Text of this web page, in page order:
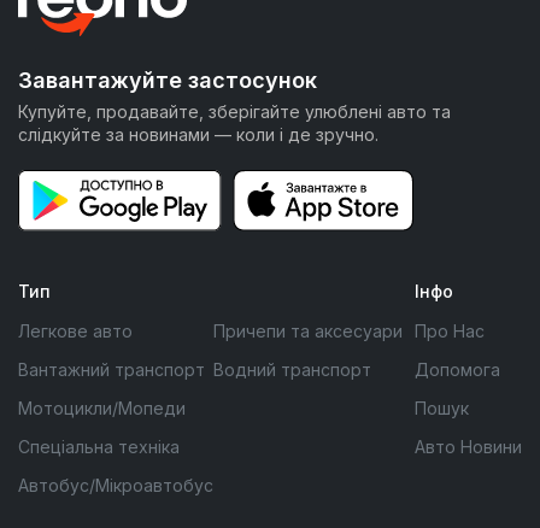
Завантажуйте застосунок
Купуйте, продавайте, зберігайте улюблені авто та
слідкуйте за новинами — коли і де зручно.
Тип
Легкове авто
Вантажний транспорт
Мотоцикли/Мопеди
Спеціальна техніка
Автобус/Мікроавтобус
Причепи та аксесуари
Водний транспорт
Інфо
Про Нас
Допомога
Пошук
Авто Новини